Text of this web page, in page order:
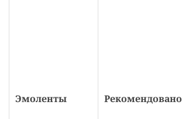
Эмоленты Рекомендовано